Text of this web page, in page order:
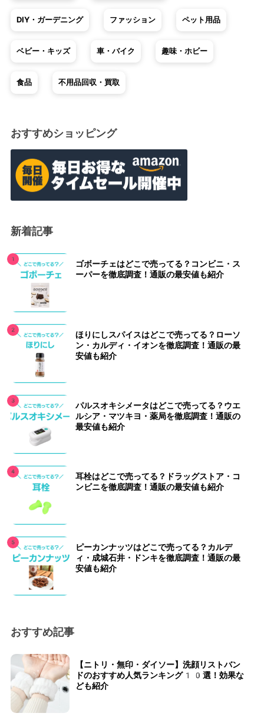
DIY・ガーデニング ファッション ペット用品
ベビー・キッズ 車・バイク 趣味・ホビー
食品 不用品回収・買取
おすすめショッピング
新着記事
ゴボーチェはどこで売ってる？コンビニ・ス
ーパーを徹底調査！通販の最安値も紹介
ほりにしスパイスはどこで売ってる？ローソ
ン・カルディ・イオンを徹底調査！通販の最
安値も紹介
パルスオキシメータはどこで売ってる？ウエ
ルシア・マツキヨ・薬局を徹底調査！通販の
最安値も紹介
耳栓はどこで売ってる？ドラッグストア・コ
ンビニを徹底調査！通販の最安値も紹介
ピーカンナッツはどこで売ってる？カルデ
ィ・成城石井・ドンキを徹底調査！通販の最
安値も紹介
おすすめ記事
【ニトリ・無印・ダイソー】洗顔リストバン
ドのおすすめ人気ランキング10選！効果な
ども紹介